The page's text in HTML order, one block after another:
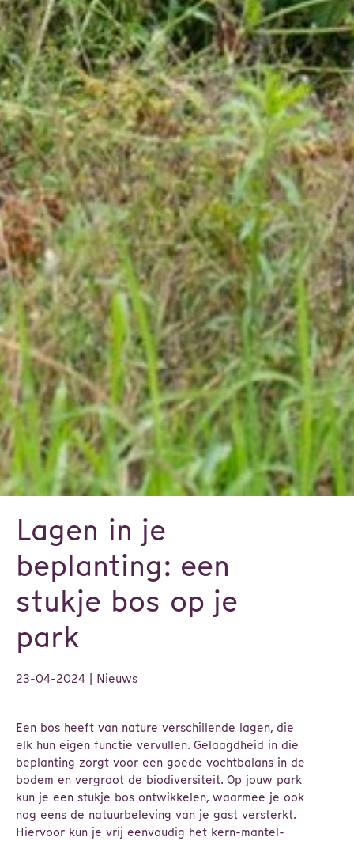
Lagen in je
beplanting: een
stukje bos op je
park
23-04-2024 | Nieuws
Een bos heeft van nature verschillende lagen, die
elk hun eigen functie vervullen. Gelaagdheid in die
beplanting zorgt voor een goede vochtbalans in de
bodem en vergroot de biodiversiteit. Op jouw park
kun je een stukje bos ontwikkelen, waarmee je ook
nog eens de natuurbeleving van je gast versterkt.
Hiervoor kun je vrij eenvoudig het kern-mantel-